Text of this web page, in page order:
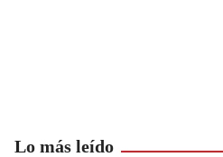
Lo más leído